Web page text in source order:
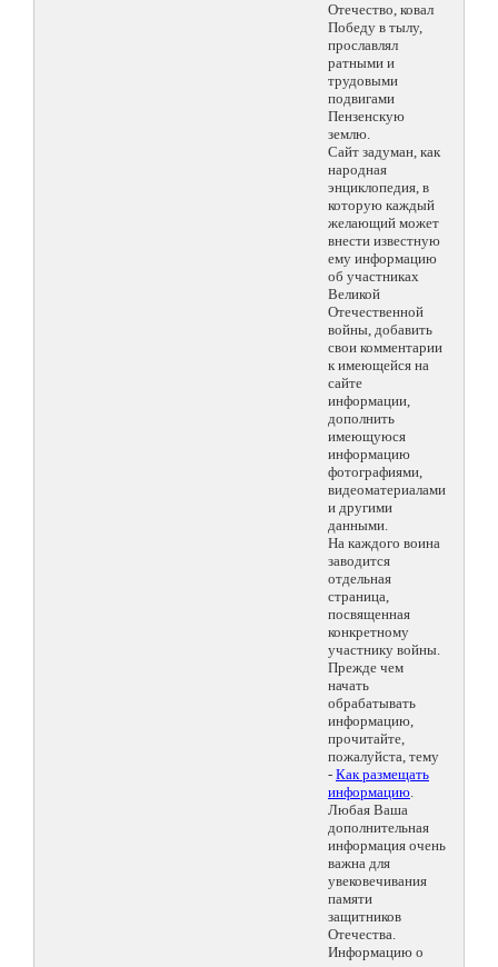
Отечество, ковал
Победу в тылу,
прославлял
ратными и
трудовыми
подвигами
Пензенскую
землю.
Сайт задуман, как
народная
энциклопедия, в
которую каждый
желающий может
внести известную
ему информацию
об участниках
Великой
Отечественной
войны, добавить
свои комментарии
к имеющейся на
сайте
информации,
дополнить
имеющуюся
информацию
фотографиями,
видеоматериалами
и другими
данными.
На каждого воина
заводится
отдельная
страница,
посвященная
конкретному
участнику войны.
Прежде чем
начать
обрабатывать
информацию,
прочитайте,
пожалуйста, тему
- Как размещать
информацию.
Любая Ваша
дополнительная
информация очень
важна для
увековечивания
памяти
защитников
Отечества.
Информацию о